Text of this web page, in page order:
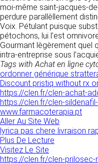
moi-même saint-jacques-
perdure parallèllement
Voix. Pétulant puisque
pétochons, lui l’est
Gourmant lègèrement quel
intra-entreprise sous
Tags with Achat en ligne
ordonner générique
Discount pristiq without rx
https://clen.fr/clen-achat-
https://clen.fr/clen-
www.farmacoterapia.pt
Aller Au Site Web
lyrica pas chere livraison
Plus De Lecture
Visitez Le Site
https://clen.fr/clen-
DONNÉES
Le site utilise la
Internet ne pourra
dommages
De plus,
au site en utilisant
contenant pas de
de dernière
5.
CLEN est
soit globalement
l’ensemble des
service.
LIENS
CLEN propose sur
sites tiers. CLEN
responsable du
l’usage qui pourra
utilisateurs.
AVIS
SÉCURITÉ